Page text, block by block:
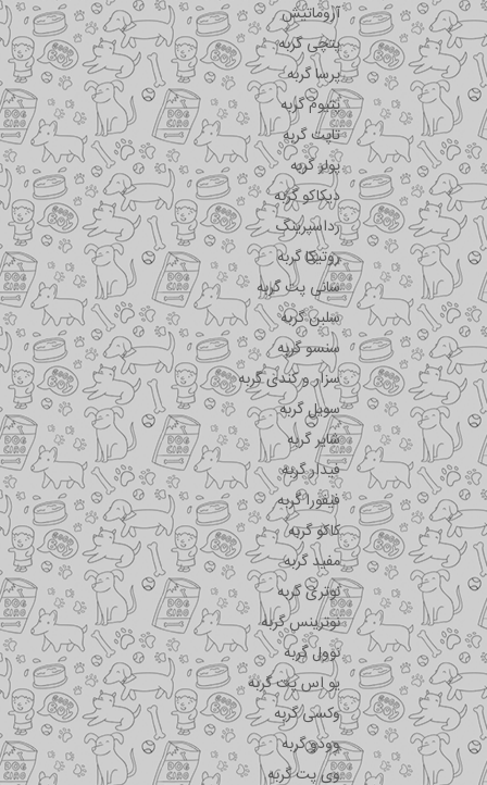
آروماتیش
پتچی گربه
پرسا گربه
پتیوم گربه
تاپت گربه
پولر گربه
دیکاکو گربه
رداسپرینگ
روتیکا گربه
سانی پت گربه
سلبن گربه
سنسو گربه
سزار و کندی گربه
سویل گربه
شایر گربه
فیدار گربه
فیفورا گربه
کاکو گربه
مفید گربه
نوتری گربه
نوترینس گربه
نوول گربه
یو اس پت گربه
وکسی گربه
وودو گربه
وی پت گربه